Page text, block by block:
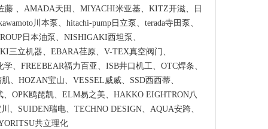
藤 、AMADA天田、MIYACHI米亚基、KITZ开滋、日
川本泵、hitachi-pump日立泵、terada寺田泵、
日本油泵、NISHIGAKI西坦泵、
三立机器、EBARA荏原、V-TEX真空阀门、
、FREEBEAR福力百亚、ISB井口机工、OTC焊条、
、HOZAN宝山、VESSEL威威、SSD西西蒂、
OPK鸥琵凯、ELM易之美、HAKKO EIGHTRON八
、SUIDEN瑞电、TECHNO DESIGN、AQUA安跨、
共立理化